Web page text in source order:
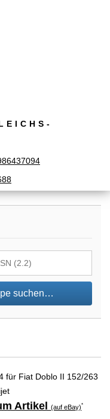
suchen…
für Fiat Doblo II 152/263
Artikel(auf eBay)*